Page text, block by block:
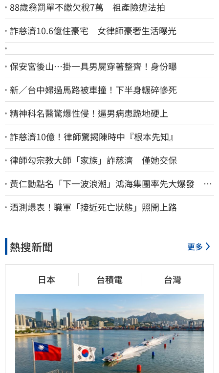
88歲翁罰單不繳欠稅7萬 祖產險遭法拍
詐慈濟10.6億住豪宅 女律師豪奢生活曝光
保安宮後山…掛一具男屍穿著整齊！身份曝
新／台中婦過馬路被車撞！下半身輾碎慘死
精神科名醫驚爆性侵！逼男病患跪地硬上
詐慈濟10億！律師驚揭陳時中『根本先知』
律師勾宗教大師「家族」詐慈濟 僅她交保
黃仁勳點名「下一波浪潮」鴻海集團率先大爆發 台
股這族群全面噴出
酒測爆表！職軍「接近死亡狀態」照開上路
熱搜新聞 更多
日本 台積電 台灣